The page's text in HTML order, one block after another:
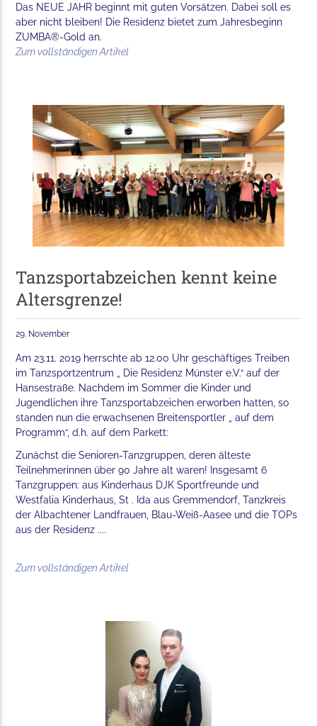
Das NEUE JAHR beginnt mit guten Vorsätzen. Dabei soll es
aber nicht bleiben! Die Residenz bietet zum Jahresbeginn
ZUMBA®-Gold an.
Zum vollständigen Artikel
Tanzsportabzeichen kennt keine
Altersgrenze!
29. November
Am 23.11. 2019 herrschte ab 12.00 Uhr geschäftiges Treiben
im Tanzsportzentrum „ Die Residenz Münster e.V.“ auf der
Hansestraße. Nachdem im Sommer die Kinder und
Jugendlichen ihre Tanzsportabzeichen erworben hatten, so
standen nun die erwachsenen Breitensportler „ auf dem
Programm“, d.h. auf dem Parkett:
Zunächst die Senioren-Tanzgruppen, deren älteste
Teilnehmerinnen über 90 Jahre alt waren! Insgesamt 6
Tanzgruppen: aus Kinderhaus DJK Sportfreunde und
Westfalia Kinderhaus, St . Ida aus Gremmendorf, Tanzkreis
der Albachtener Landfrauen, Blau-Weiß-Aasee und die TOPs
aus der Residenz ....
Zum vollständigen Artikel